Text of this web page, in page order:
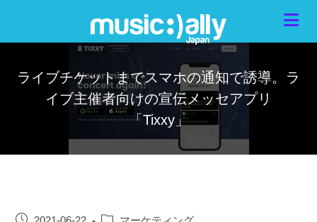
ライブチケットまでスマホの通知で誘導。ラ
イブ主催者向けの宣伝メッセアプリ
「Tixxy」